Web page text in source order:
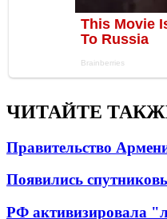
ЧИТАЙТЕ
Правительство
Появились
РФ активизировала